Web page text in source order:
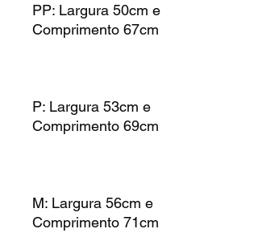
PP: Largura 50cm e
Comprimento 67cm
P: Largura 53cm e
Comprimento 69cm
M: Largura 56cm e
Comprimento 71cm